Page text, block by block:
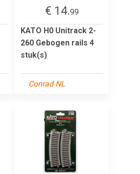
€ 14.99
KATO H0 Unitrack 2-
260 Gebogen rails 4
stuk(s)
Conrad NL